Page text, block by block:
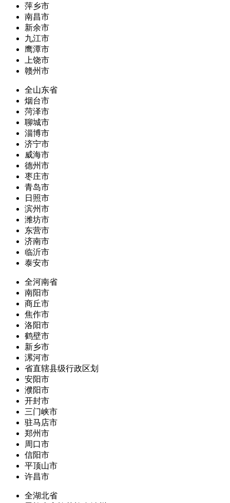
萍乡市
南昌市
新余市
九江市
鹰潭市
上饶市
赣州市
全山东省
烟台市
菏泽市
聊城市
淄博市
济宁市
威海市
德州市
枣庄市
青岛市
日照市
滨州市
潍坊市
东营市
济南市
临沂市
泰安市
全河南省
南阳市
商丘市
焦作市
洛阳市
鹤壁市
新乡市
漯河市
省直辖县级行政区划
安阳市
濮阳市
开封市
三门峡市
驻马店市
郑州市
周口市
信阳市
平顶山市
许昌市
全湖北省